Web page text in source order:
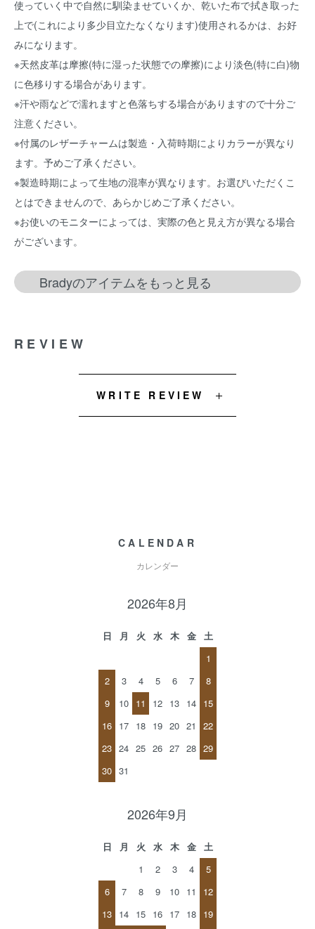
使っていく中で自然に馴染ませていくか、乾いた布で拭き取った
上で(これにより多少目立たなくなります)使用されるかは、お好
みになります。
※天然皮革は摩擦(特に湿った状態での摩擦)により淡色(特に白)物
に色移りする場合があります。
※汗や雨などで濡れますと色落ちする場合がありますので十分ご
注意ください。
※付属のレザーチャームは製造・入荷時期によりカラーが異なり
ます。予めご了承ください。
※製造時期によって生地の混率が異なります。お選びいただくこ
とはできませんので、あらかじめご了承ください。
※お使いのモニターによっては、実際の色と見え方が異なる場合
がございます。
Bradyのアイテムをもっと見る
REVIEW
WRITE REVIEW
CALENDAR
カレンダー
2026年8月
日 月 火 水 木 金
土
1
2
3 4 5 6 7
8
9
10 11 12 13 14 15
16 17 18 19 20 21
22
23 24 25 26 27 28 29
30 31
2026年9月
日 月 火 水 木 金
土
1
2 3 4
5
6
7 8 9 10 11
12
13 14 15 16 17 18 19